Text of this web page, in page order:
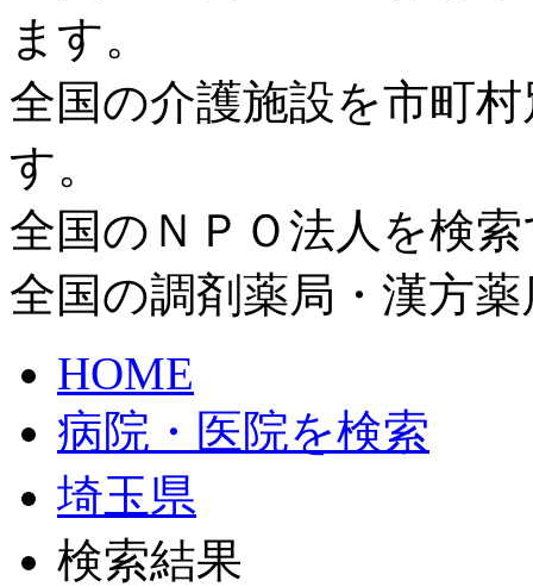
ます。
全国の介護施設を市町
す。
全国のＮＰＯ法人を検
全国の調剤薬局・漢方
HOME
病院・医院を検索
埼玉県
検索結果